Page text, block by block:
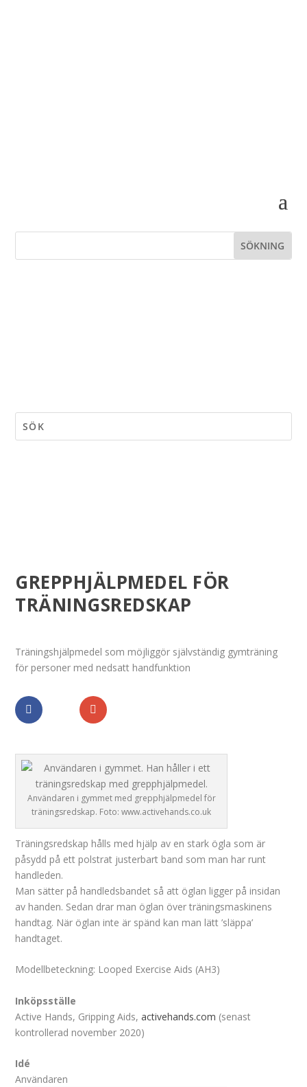
GREPPHJÄLPMEDEL FÖR
TRÄNINGSREDSKAP
Träningshjälpmedel som möjliggör självständig gymträning
för personer med nedsatt handfunktion
Användaren i gymmet med grepphjälpmedel för
träningsredskap. Foto: www.activehands.co.uk
Träningsredskap hålls med hjälp av en stark ögla som är
påsydd på ett polstrat justerbart band som man har runt
handleden.
Man sätter på handledsbandet så att öglan ligger på insidan
av handen. Sedan drar man öglan över träningsmaskinens
handtag. När öglan inte är spänd kan man lätt ’släppa’
handtaget.
Modellbeteckning: Looped Exercise Aids (AH3)
Inköpsställe
Active Hands, Gripping Aids,activehands.com (senast
kontrollerad november 2020)
Idé
Användaren